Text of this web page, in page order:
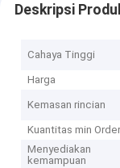
Deskripsi
Cahaya Tinggi
Harga
Kemasan rincian
Kuantitas min
Menyediakan
kemampuan